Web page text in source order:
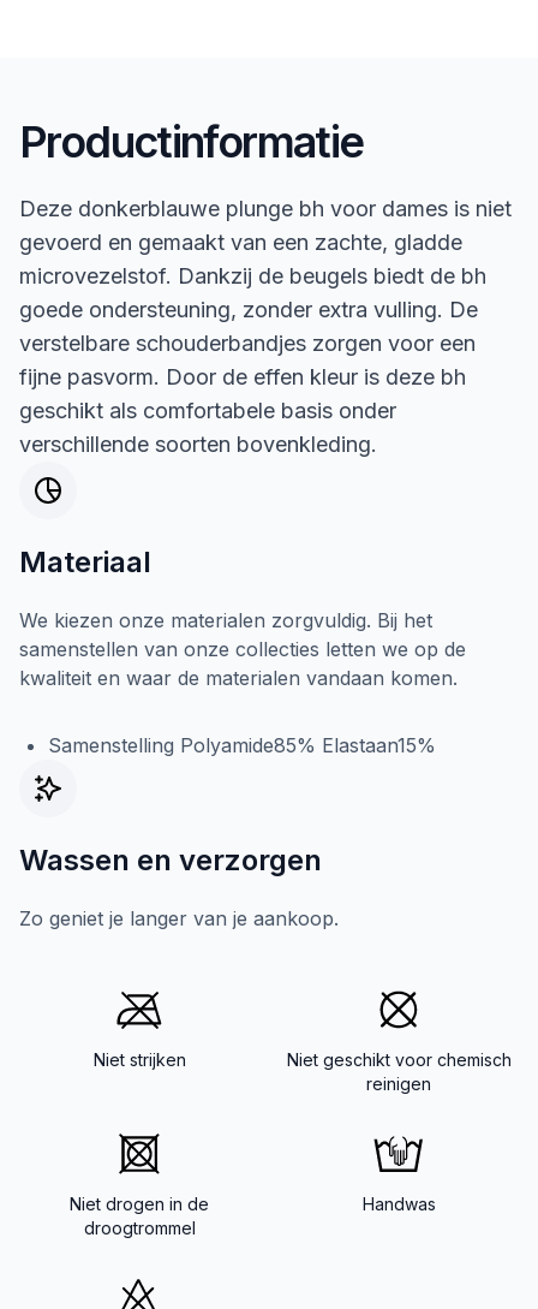
Productinformatie
Deze donkerblauwe plunge bh voor dames is niet
gevoerd en gemaakt van een zachte, gladde
microvezelstof. Dankzij de beugels biedt de bh
goede ondersteuning, zonder extra vulling. De
verstelbare schouderbandjes zorgen voor een
fijne pasvorm. Door de effen kleur is deze bh
geschikt als comfortabele basis onder
verschillende soorten bovenkleding.
Materiaal
We kiezen onze materialen zorgvuldig. Bij het
samenstellen van onze collecties letten we op de
kwaliteit en waar de materialen vandaan komen.
Samenstelling Polyamide85% Elastaan15%
Wassen en verzorgen
Zo geniet je langer van je aankoop.
Niet strijken
Niet geschikt voor chemisch
reinigen
Niet drogen in de
droogtrommel
Handwas